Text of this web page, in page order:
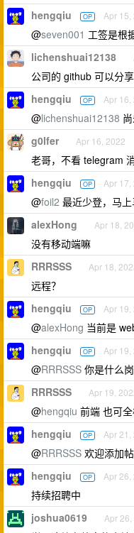
hengqiu OP Apr 15,
@seven001 工签是根
lichenshuai12138
公司的 github 可以分
hengqiu OP Apr 16,
@lichenshuai12138
g0lfer Apr 16, 2022
老哥，不看 telegram
hengqiu OP Apr 17,
@foil2 最近少登，马上
alexHong Apr 18,
没有移动端嘛
RRRSSS Apr 18,
远程？
hengqiu OP Apr 19,
@alexHong 当前是
hengqiu OP Apr 19,
@RRRSSS 你是什么
RRRSSS Apr 19,
@hengqiu 前端 也可
hengqiu OP Apr 21,
@RRRSSS 欢迎添加
hengqiu OP Apr 26,
持续招聘中
joshua0619 Apr